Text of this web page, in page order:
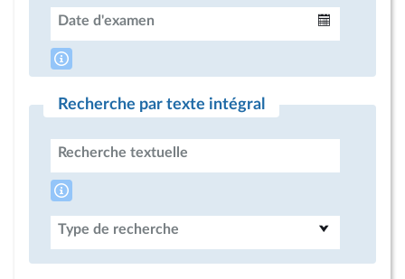
Date d'examen
Recherche par texte intégral
Recherche textuelle
Type de recherche